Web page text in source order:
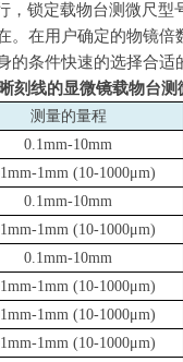
，锁定载物台测微尺型
。在用户确定的物镜
的条件快速的选择合适
刻线的显微镜载物台
测量的量程
0.1mm-10mm
1mm (10-1000μm)
0.1mm-10mm
1mm (10-1000μm)
0.1mm-10mm
1mm (10-1000μm)
1mm (10-1000μm)
1mm (10-1000μm)